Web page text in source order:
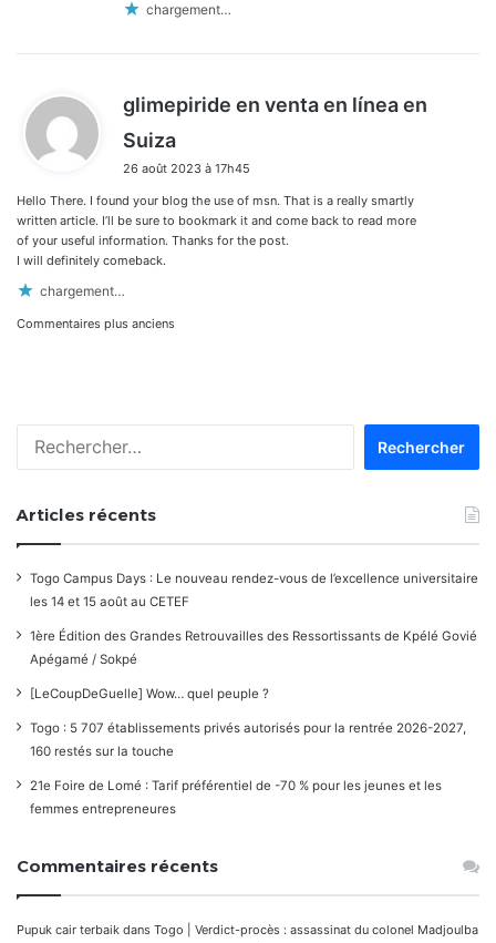
chargement…
glimepiride en venta en línea en
Suiza
t
26 août 2023 à 17h45
Hello There. I found your blog the use of msn. That is a really smartly
written article. I’ll be sure to bookmark it and come back to read more
of your useful information. Thanks for the post.
I will definitely comeback.
chargement…
Navigation
commentaires
Commentaires plus anciens
Articles récents
Togo Campus Days : Le nouveau rendez-vous de l’excellence universitaire
les 14 et 15 août au CETEF
1ère Édition des Grandes Retrouvailles des Ressortissants de Kpélé Govié
Apégamé / Sokpé
[LeCoupDeGuelle] Wow… quel peuple ?
Togo : 5 707 établissements privés autorisés pour la rentrée 2026-2027,
160 restés sur la touche
21e Foire de Lomé : Tarif préférentiel de -70 % pour les jeunes et les
femmes entrepreneures
Commentaires récents
Pupuk cair terbaik dans Togo | Verdict-procès : assassinat du colonel Madjoulba